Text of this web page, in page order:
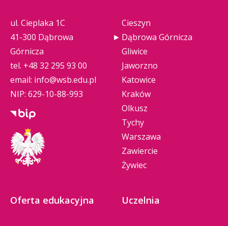
ul. Cieplaka 1C
41-300 Dąbrowa
Górnicza
tel. +48 32 295 93 00
email: info@wsb.edu.pl
NIP: 629-10-88-993
Cieszyn
Dąbrowa Górnicza
Gliwice
Jaworzno
Katowice
Kraków
Olkusz
Tychy
Warszawa
Zawiercie
Żywiec
Oferta edukacyjna Uczelnia